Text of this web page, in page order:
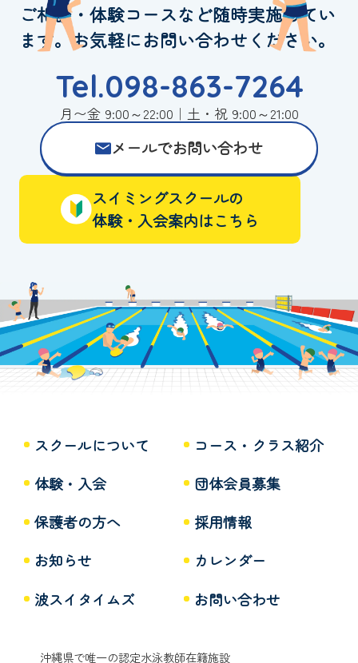
ご相談・体験コースなど随時実施してい
ます。お気軽にお問い合わせください。
Tel.098-863-7264
月〜金 9:00～22:00｜土・祝 9:00～21:00
メールでお問い合わせ
スイミングスクールの
体験・入会案内はこちら
スクールについて
コース・クラス紹介
体験・入会
団体会員募集
保護者の方へ
採用情報
お知らせ
カレンダー
波スイタイムズ
お問い合わせ
沖縄県で唯一の認定水泳教師在籍施設